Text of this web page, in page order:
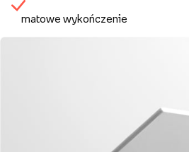
matowe wykończenie